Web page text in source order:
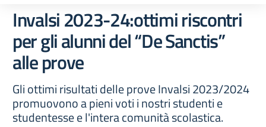
Invalsi 2023-24:ottimi riscontri
per gli alunni del “De Sanctis”
alle prove
Gli ottimi risultati delle prove Invalsi 2023/2024
promuovono a pieni voti i nostri studenti e
studentesse e l'intera comunità scolastica.